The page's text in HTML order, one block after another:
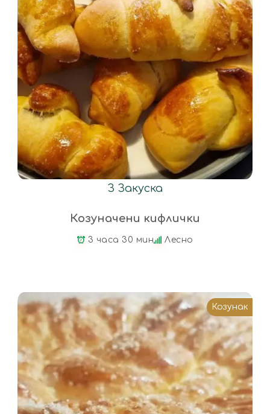
З Закуска
Козуначени кифлички
3 часа 30 мин Лесно
Козунак